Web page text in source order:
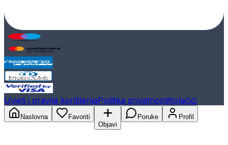
Uvjeti i pravila korištenjaPolitika privatnostiKolačići
Naslovna
Favoriti
Objavi
Poruke Profil